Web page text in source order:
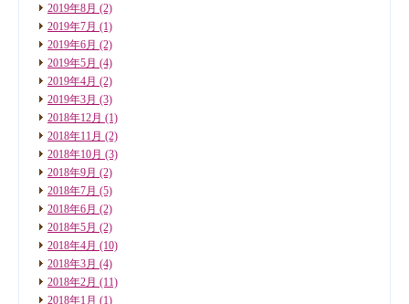
2019年8月 (2)
2019年7月 (1)
2019年6月 (2)
2019年5月 (4)
2019年4月 (2)
2019年3月 (3)
2018年12月 (1)
2018年11月 (2)
2018年10月 (3)
2018年9月 (2)
2018年7月 (5)
2018年6月 (2)
2018年5月 (2)
2018年4月 (10)
2018年3月 (4)
2018年2月 (11)
2018年1月 (1)